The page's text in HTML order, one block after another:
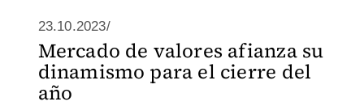
23.10.2023/
Mercado de valores afianza su
dinamismo para el cierre del
año